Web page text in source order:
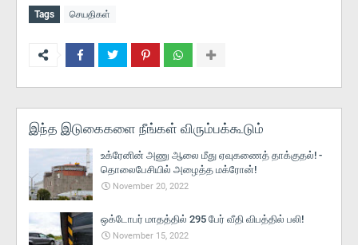
Tags செயதிகள்
இந்த இடுகைகளை நீங்கள் விரும்பக்கூடும்
உக்ரேனின் அணு ஆலை மீது ஏவுகணைத் தாக்குதல்! -
தொலைபேசியில் அழைத்த மக்ரோன்!
November 20, 2022
ஒக்டோபர் மாதத்தில் 295 பேர் வீதி விபத்தில் பலி!
November 15, 2022